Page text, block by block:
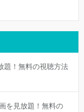
題！無料の視聴方法
を見放題！無料の